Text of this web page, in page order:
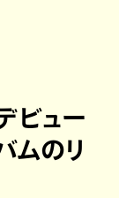
ビュー
ムのリ